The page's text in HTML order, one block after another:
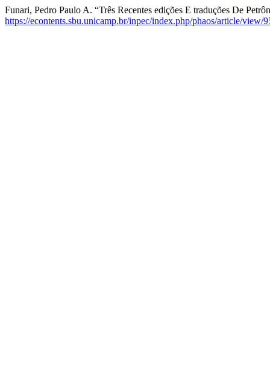
Funari, Pedro Paulo A. “Três Recentes edições E traduções De
https://econtents.sbu.unicamp.br/inpec/index.php/phaos/article/view/